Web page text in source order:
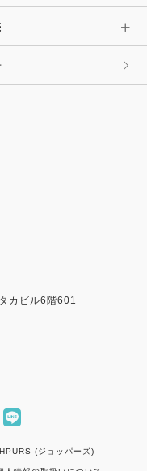
カビル6階601
(ジョッパーズ)